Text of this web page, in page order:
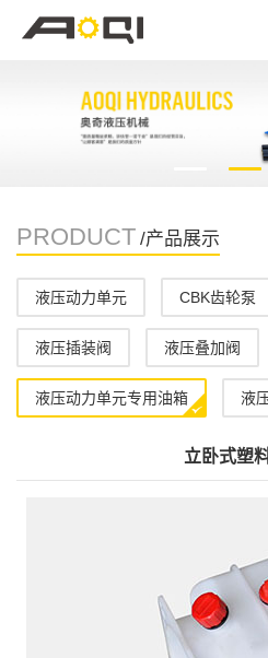
PRODUCT /产品展示
液压动力单元 CBK齿轮泵
液压插装阀 液压叠加阀
液压动力单元专用油箱 液
立卧式塑